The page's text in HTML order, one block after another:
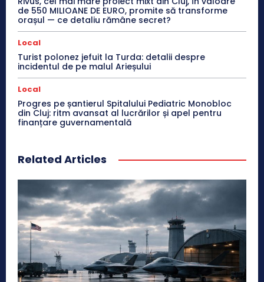
de 550 MILIOANE DE EURO, promite să transforme
orașul — ce detaliu rămâne secret?
Local
Turist polonez jefuit la Turda: detalii despre
incidentul de pe malul Arieșului
Local
Progres pe șantierul Spitalului Pediatric Monobloc
din Cluj: ritm avansat al lucrărilor și apel pentru
finanțare guvernamentală
Related Articles